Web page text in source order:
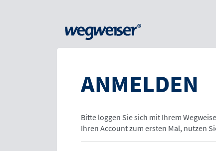
ANMELDEN
Bitte loggen Sie sich mit Ihrem
Ihren Account zum ersten Mal, nutzen